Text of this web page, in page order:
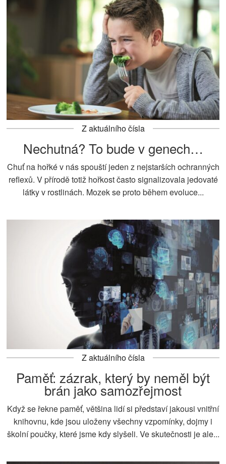
Z aktuálního čísla
Nechutná? To bude v genech…
Chuť na hořké v nás spouští jeden z nejstarších ochranných
reflexů. V přírodě totiž hořkost často signalizovala jedovaté
látky v rostlinách. Mozek se proto během evoluce...
Z aktuálního čísla
Paměť: zázrak, který by neměl být
brán jako samozřejmost
Když se řekne paměť, většina lidí si představí jakousi vnitřní
knihovnu, kde jsou uloženy všechny vzpomínky, dojmy i
školní poučky, které jsme kdy slyšeli. Ve skutečnosti je ale...